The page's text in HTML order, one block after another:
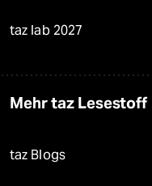
taz lab 2027
Mehr taz Lesestoff
taz Blogs